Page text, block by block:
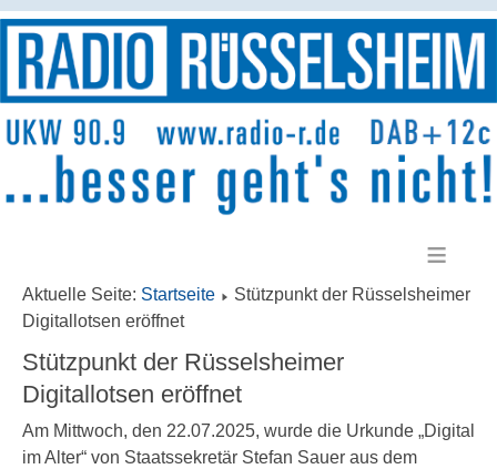
≡
Aktuelle Seite: Startseite
Stützpunkt der Rüsselsheimer
Digitallotsen eröffnet
Stützpunkt der Rüsselsheimer
Digitallotsen eröffnet
Am Mittwoch, den 22.07.2025, wurde die Urkunde „Digital
im Alter“ von Staatssekretär Stefan Sauer aus dem